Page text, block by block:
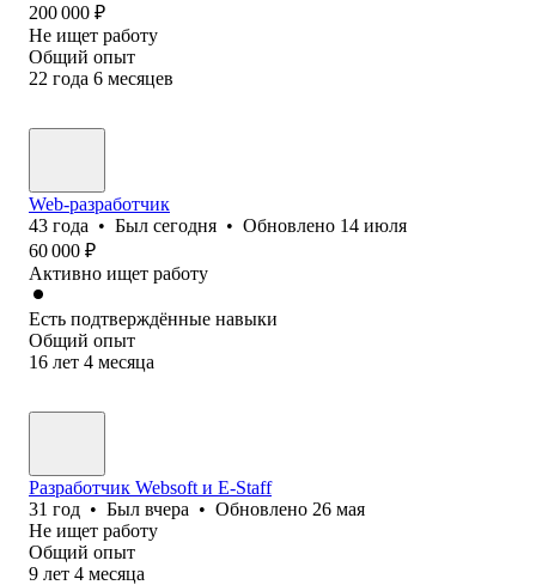
200 000 ₽
Не ищет работу
Общий опыт
22 года 6 месяцев
Web-разработчик
43 года • Был сегодня • Обновлено 14 июля
60 000 ₽
Активно ищет работу
Есть подтверждённые навыки
Общий опыт
16 лет 4 месяца
Разработчик Websoft и E-Staff
31 год • Был вчера • Обновлено 26 мая
Не ищет работу
Общий опыт
9 лет 4 месяца